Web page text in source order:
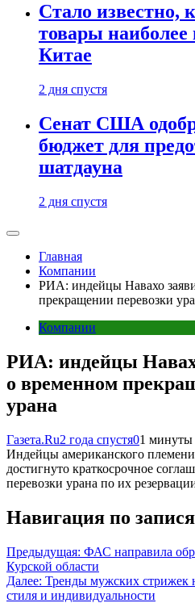
Стало известно,
товары
Китае
2 дня спустя
Сенат США
бюджет для
шатдауна
2 дня спустя
Главная
Компании
РИА: индейцы Навахо
прекращении перевозки
Компании
РИА: индейцы
о временном
урана
Газета.Ru2 года спустя01 минуты
Индейцы американского
достигнуто краткосрочное
перевозки урана по их
Навигация по
Предыдущая: ФАС направила
Курской области
Далее: Тренды мужских стрижек
стиля и индивидуальности